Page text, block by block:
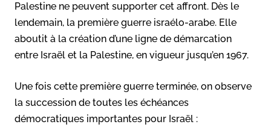
Palestine ne peuvent supporter cet affront. Dès le
lendemain, la première guerre israélo-arabe. Elle
aboutit à la création d’une ligne de démarcation
entre Israël et la Palestine, en vigueur jusqu’en 1967.
Une fois cette première guerre terminée, on observe
la succession de toutes les échéances
démocratiques importantes pour Israël :